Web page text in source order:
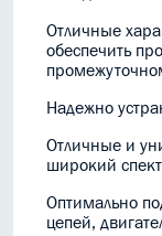
Отличные
обеспечить
Надежно
Отличные и
широкий
Оптимально
цепей,